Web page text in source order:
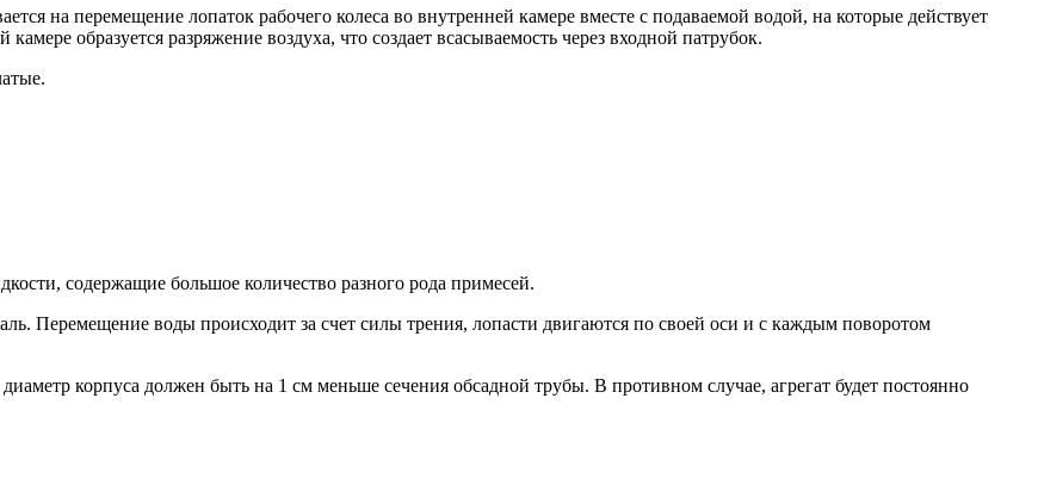
на перемещение лопаток рабочего колеса во внутренней камере вместе с подаваемой водой, на которые действует
образуется разряжение воздуха, что создает всасываемость через входной патрубок.
содержащие большое количество разного рода примесей.
Перемещение воды происходит за счет силы трения, лопасти двигаются по своей оси и с каждым поворотом
корпуса должен быть на 1 см меньше сечения обсадной трубы. В противном случае, агрегат будет постоянно